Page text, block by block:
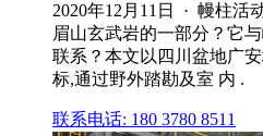
2020年12月11日 · 幔柱活
眉山玄武岩的一部分？它
联系？本文以四川盆地广
标,通过野外踏勘及室 内 .
联系电话: 180 3780 8511